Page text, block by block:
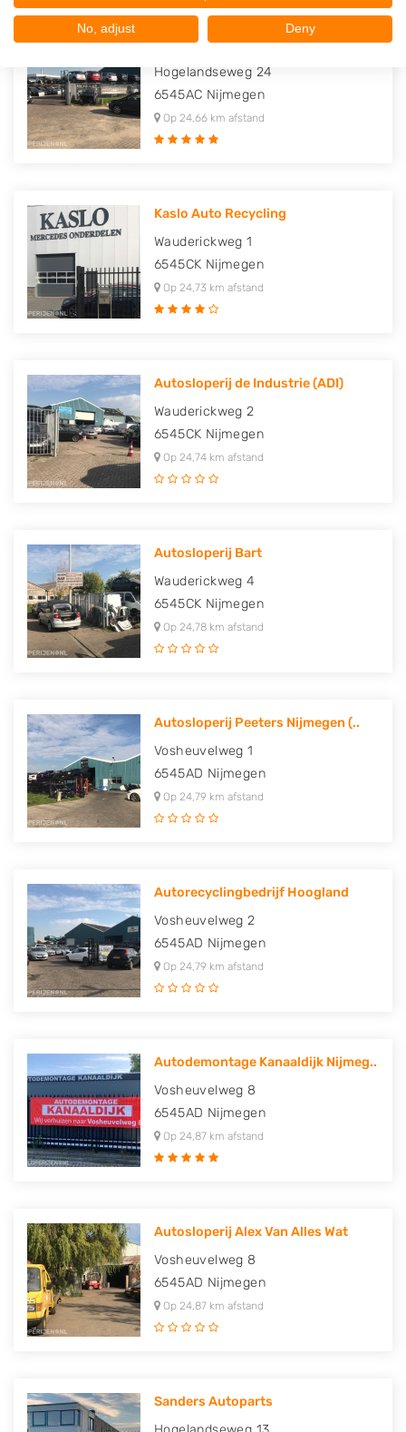
Allround Parts
Hogelandseweg 24
6545AC Nijmegen
Op 24,66 km afstand
Kaslo Auto Recycling
Wauderickweg 1
6545CK Nijmegen
Op 24,73 km afstand
Autosloperij de Industrie (ADI)
Wauderickweg 2
6545CK Nijmegen
Op 24,74 km afstand
Autosloperij Bart
Wauderickweg 4
6545CK Nijmegen
Op 24,78 km afstand
Autosloperij Peeters Nijmegen (..
Vosheuvelweg 1
6545AD Nijmegen
Op 24,79 km afstand
Autorecyclingbedrijf Hoogland
Vosheuvelweg 2
6545AD Nijmegen
Op 24,79 km afstand
Autodemontage Kanaaldijk Nijmeg..
Vosheuvelweg 8
6545AD Nijmegen
Op 24,87 km afstand
Autosloperij Alex Van Alles Wat
Vosheuvelweg 8
6545AD Nijmegen
Op 24,87 km afstand
Sanders Autoparts
No, adjust Deny